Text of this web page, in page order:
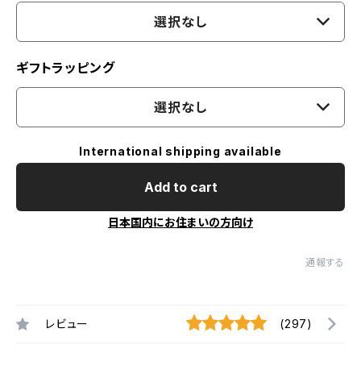
選択なし
ギフトラッピング
選択なし
International shipping available
Add to cart
日本国内にお住まいの方向け
通報する
レビュー (297)